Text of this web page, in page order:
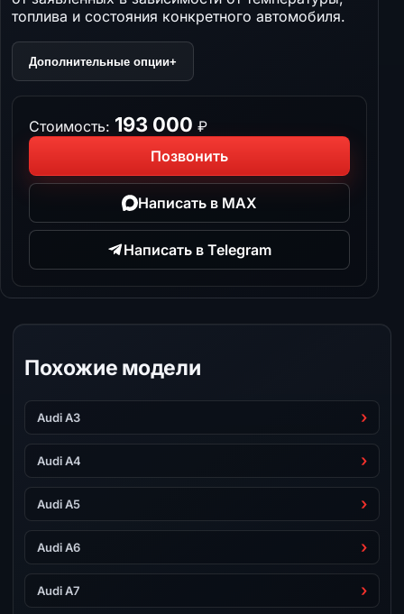
топлива и состояния конкретного автомобиля.
Дополнительные опции+
Стоимость: 193 000 ₽
Позвонить
Написать в MAX
Написать в Telegram
Похожие модели
Audi A3
Audi A4
Audi A5
Audi A6
Audi A7